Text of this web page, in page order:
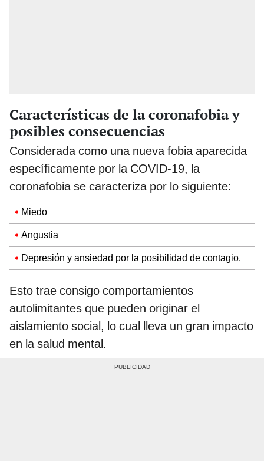
Características de la coronafobia y
posibles consecuencias
Considerada como una nueva fobia aparecida
específicamente por la COVID-19, la
coronafobia se caracteriza por lo siguiente:
Miedo
Angustia
Depresión y ansiedad por la posibilidad de contagio.
Esto trae consigo comportamientos
autolimitantes que pueden originar el
aislamiento social, lo cual lleva un gran impacto
en la salud mental.